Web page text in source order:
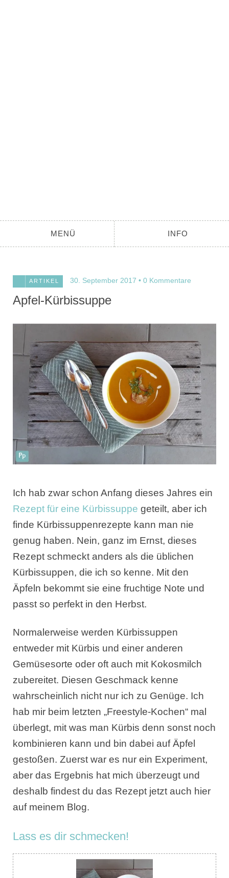
MENÜ INFO
ARTIKEL 30. September 2017 0 Kommentare
Apfel-Kürbissuppe
Ich hab zwar schon Anfang dieses Jahres ein
Rezept für eine Kürbissuppe geteilt, aber ich
finde Kürbissuppenrezepte kann man nie
genug haben. Nein, ganz im Ernst, dieses
Rezept schmeckt anders als die üblichen
Kürbissuppen, die ich so kenne. Mit den
Äpfeln bekommt sie eine fruchtige Note und
passt so perfekt in den Herbst.
Normalerweise werden Kürbissuppen
entweder mit Kürbis und einer anderen
Gemüsesorte oder oft auch mit Kokosmilch
zubereitet. Diesen Geschmack kenne
wahrscheinlich nicht nur ich zu Genüge. Ich
hab mir beim letzten „Freestyle-Kochen“ mal
überlegt, mit was man Kürbis denn sonst noch
kombinieren kann und bin dabei auf Äpfel
gestoßen. Zuerst war es nur ein Experiment,
aber das Ergebnis hat mich überzeugt und
deshalb findest du das Rezept jetzt auch hier
auf meinem Blog.
Lass es dir schmecken!